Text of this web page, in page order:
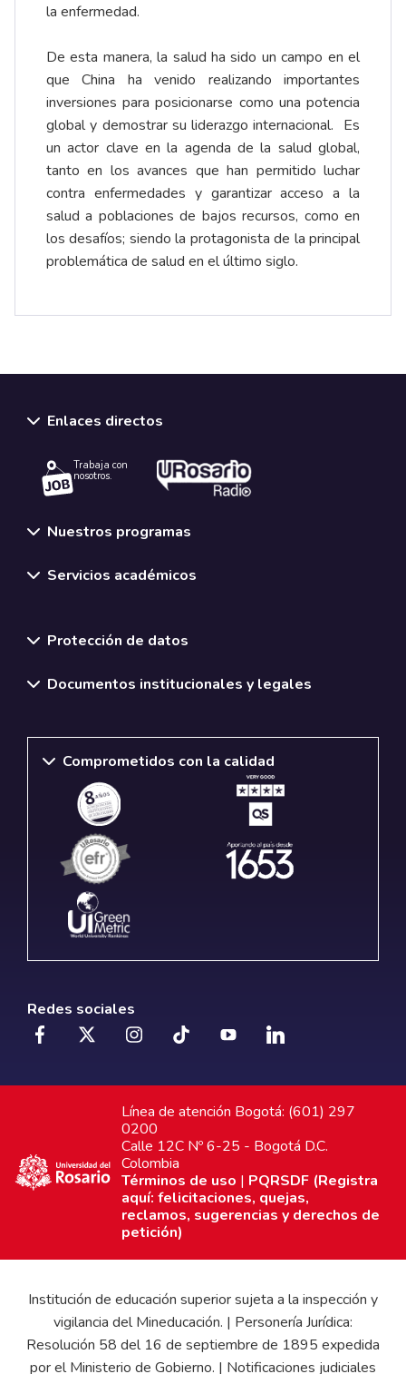
la enfermedad.
De esta manera, la salud ha sido un campo en el
que China ha venido realizando importantes
inversiones para posicionarse como una potencia
global y demostrar su liderazgo internacional. Es
un actor clave en la agenda de la salud global,
tanto en los avances que han permitido luchar
contra enfermedades y garantizar acceso a la
salud a poblaciones de bajos recursos, como en
los desafíos; siendo la protagonista de la principal
problemática de salud en el último siglo.
Enlaces directos
Trabaja con
nosotros.
Nuestros programas
Servicios académicos
Protección de datos
Documentos institucionales y legales
Comprometidos con la calidad
Redes sociales
Línea de atención Bogotá: (601) 297
0200
Calle 12C Nº 6-25 - Bogotá D.C.
Colombia
Términos de uso | PQRSDF (Registra
aquí: felicitaciones, quejas,
reclamos, sugerencias y derechos de
petición)
Institución de educación superior sujeta a la inspección y
vigilancia del Mineducación. | Personería Jurídica:
Resolución 58 del 16 de septiembre de 1895 expedida
por el Ministerio de Gobierno. | Notificaciones judiciales